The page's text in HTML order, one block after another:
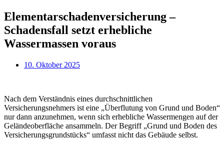
Elementarschadenversicherung –
Schadensfall setzt erhebliche
Wassermassen voraus
10. Oktober 2025
Nach dem Verständnis eines durchschnittlichen
Versicherungsnehmers ist eine „Überflutung von Grund und Boden“
nur dann anzunehmen, wenn sich erhebliche Wassermengen auf der
Geländeoberfläche ansammeln. Der Begriff „Grund und Boden des
Versicherungsgrundstücks“ umfasst nicht das Gebäude selbst.